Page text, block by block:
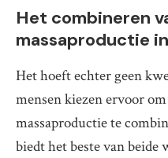
Het combineren
massaproductie
Het hoeft echter geen
mensen kiezen ervoor
massaproductie te
biedt het beste van beide